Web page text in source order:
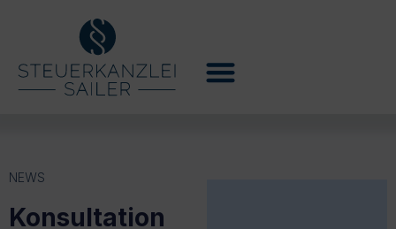
NEWS
Konsultation